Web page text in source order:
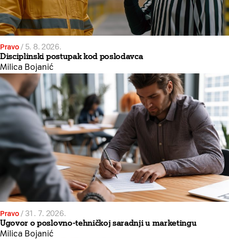
Pravo / 5. 8. 2026.
Disciplinski postupak kod poslodavca
Milica Bojanić
Pravo / 31. 7. 2026.
Ugovor o poslovno-tehničkoj saradnji u marketingu
Milica Bojanić